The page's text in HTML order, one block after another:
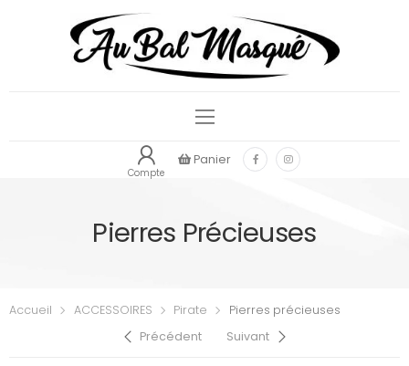
Compte
Panier
Pierres Précieuses
Accueil ACCESSOIRES Pirate
Pierres précieuses
Précédent
Suivant